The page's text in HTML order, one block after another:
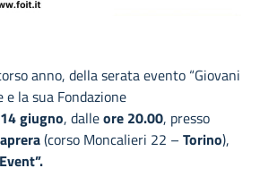
anno, della serata evento “Giovani
e la sua Fondazione
giugno, dalleore 20.00, presso
(corso Moncalieri 22 – Torino),